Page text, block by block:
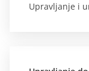
Upravljanje i